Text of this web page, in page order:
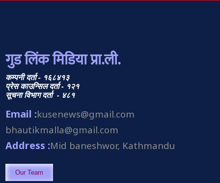
गुड लिंक मिडिया प्रा.ली.
कम्पनी दर्ता - १६८४१३
प्रेस काउन्सिल दर्ता - १२१
सूचना विभाग दर्ता - ४८१
Email :kusenews@gmail.com
bhautikmalla@gmail.com
Address :Mid baneshwor, Kathmandu
Our Team